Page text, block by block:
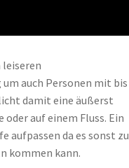
auch Personen mit bis
damit eine äußerst
oder auf einem Fluss. Ein
aufpassen da es sonst zu
kommen kann.